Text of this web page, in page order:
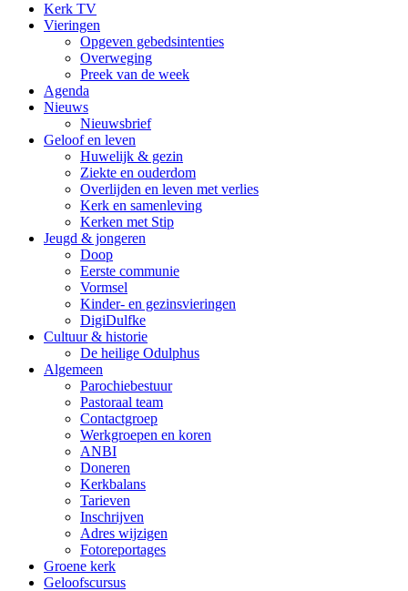
Kerk TV
Vieringen
Opgeven gebedsintenties
Overweging
Preek van de week
Agenda
Nieuws
Nieuwsbrief
Geloof en leven
Huwelijk & gezin
Ziekte en ouderdom
Overlijden en leven met verlies
Kerk en samenleving
Kerken met Stip
Jeugd & jongeren
Doop
Eerste communie
Vormsel
Kinder- en gezinsvieringen
DigiDulfke
Cultuur & historie
De heilige Odulphus
Algemeen
Parochiebestuur
Pastoraal team
Contactgroep
Werkgroepen en koren
ANBI
Doneren
Kerkbalans
Tarieven
Inschrijven
Adres wijzigen
Fotoreportages
Groene kerk
Geloofscursus